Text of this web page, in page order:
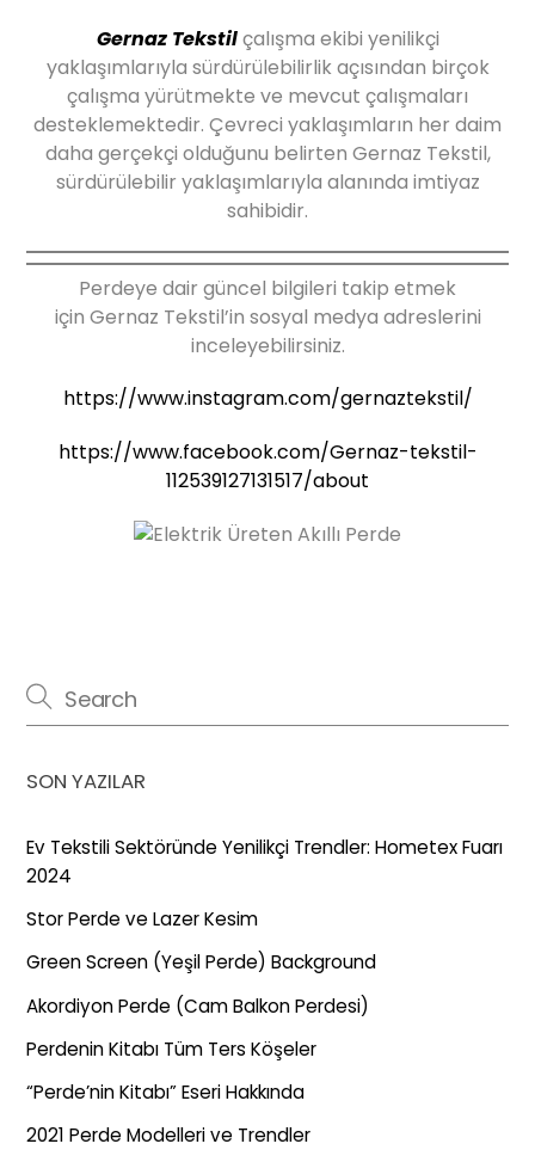
Gernaz Tekstilçalışma ekibi yenilikçi
yaklaşımlarıyla sürdürülebilirlik açısından birçok
çalışma yürütmekte ve mevcut çalışmaları
desteklemektedir. Çevreci yaklaşımların her daim
daha gerçekçi olduğunu belirten Gernaz Tekstil,
sürdürülebilir yaklaşımlarıyla alanında imtiyaz
sahibidir.
Perdeye dair güncel bilgileri takip etmek
için Gernaz Tekstil’in sosyal medya adreslerini
inceleyebilirsiniz.
https://www.instagram.com/gernaztekstil/
https://www.facebook.com/Gernaz-tekstil-
112539127131517/about
SON YAZILAR
Ev Tekstili Sektöründe Yenilikçi Trendler: Hometex Fuarı
2024
Stor Perde ve Lazer Kesim
Green Screen (Yeşil Perde) Background
Akordiyon Perde (Cam Balkon Perdesi)
Perdenin Kitabı Tüm Ters Köşeler
“Perde’nin Kitabı” Eseri Hakkında
2021 Perde Modelleri ve Trendler